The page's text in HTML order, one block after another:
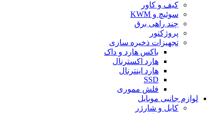
کیف و کاور
سوئیچ و KWM
چند راهی برق
پروژکتور
تجهیزات ذخیره سازی
باکس هارد و داک
هارد اکسترنال
هارد اینترنال
SSD
فلش مموری
لوازم جانبی موبایل
کابل و شارژر